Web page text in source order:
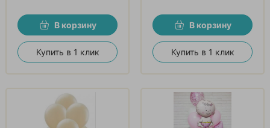
В корзину
Купить в 1 клик
В корзину
Купить в 1 клик